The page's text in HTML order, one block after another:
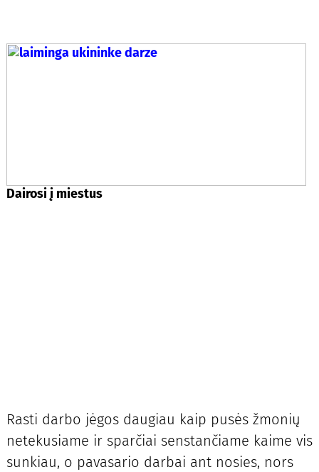
Dairosi į miestus
Rasti darbo jėgos daugiau kaip pusės žmonių
netekusiame ir sparčiai senstančiame kaime vis
sunkiau, o pavasario darbai ant nosies, nors